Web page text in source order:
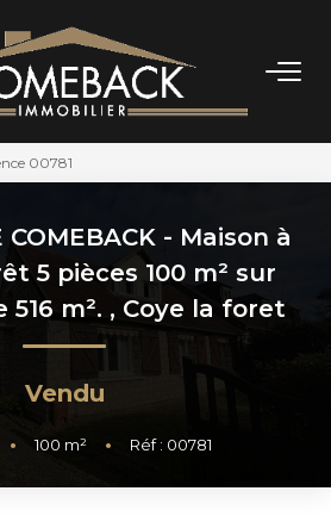
ACHETER
LOUER
ESTIMER
VENDUS
00781
COMEBACK - Maison à
5 pièces 100 m² sur
m². , Coye la foret
Vendu
• 100 m² • Réf : 00781